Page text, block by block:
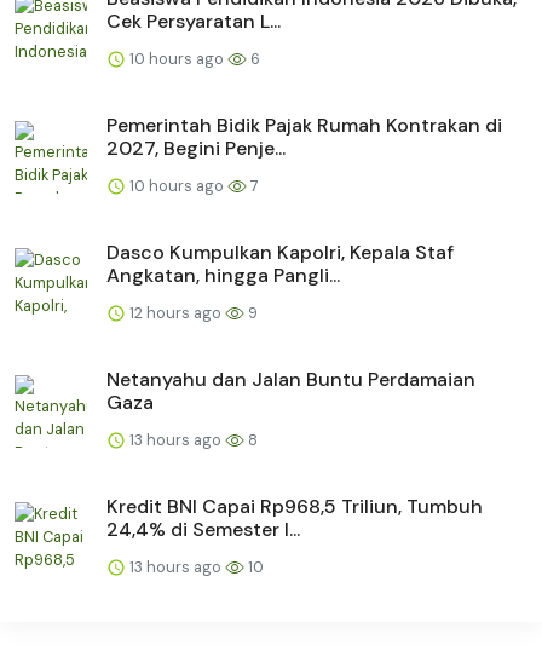
Cek Persyaratan L...
10 hours ago 6
Pemerintah Bidik Pajak Rumah Kontrakan di
2027, Begini Penje...
10 hours ago 7
Dasco Kumpulkan Kapolri, Kepala Staf
Angkatan, hingga Pangli...
12 hours ago 9
Netanyahu dan Jalan Buntu Perdamaian
Gaza
13 hours ago 8
Kredit BNI Capai Rp968,5 Triliun, Tumbuh
24,4% di Semester I...
13 hours ago 10